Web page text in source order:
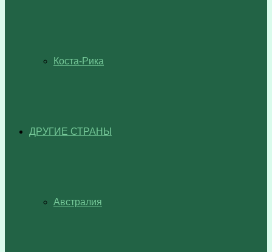
Коста-Рика
ДРУГИЕ СТРАНЫ
Австралия